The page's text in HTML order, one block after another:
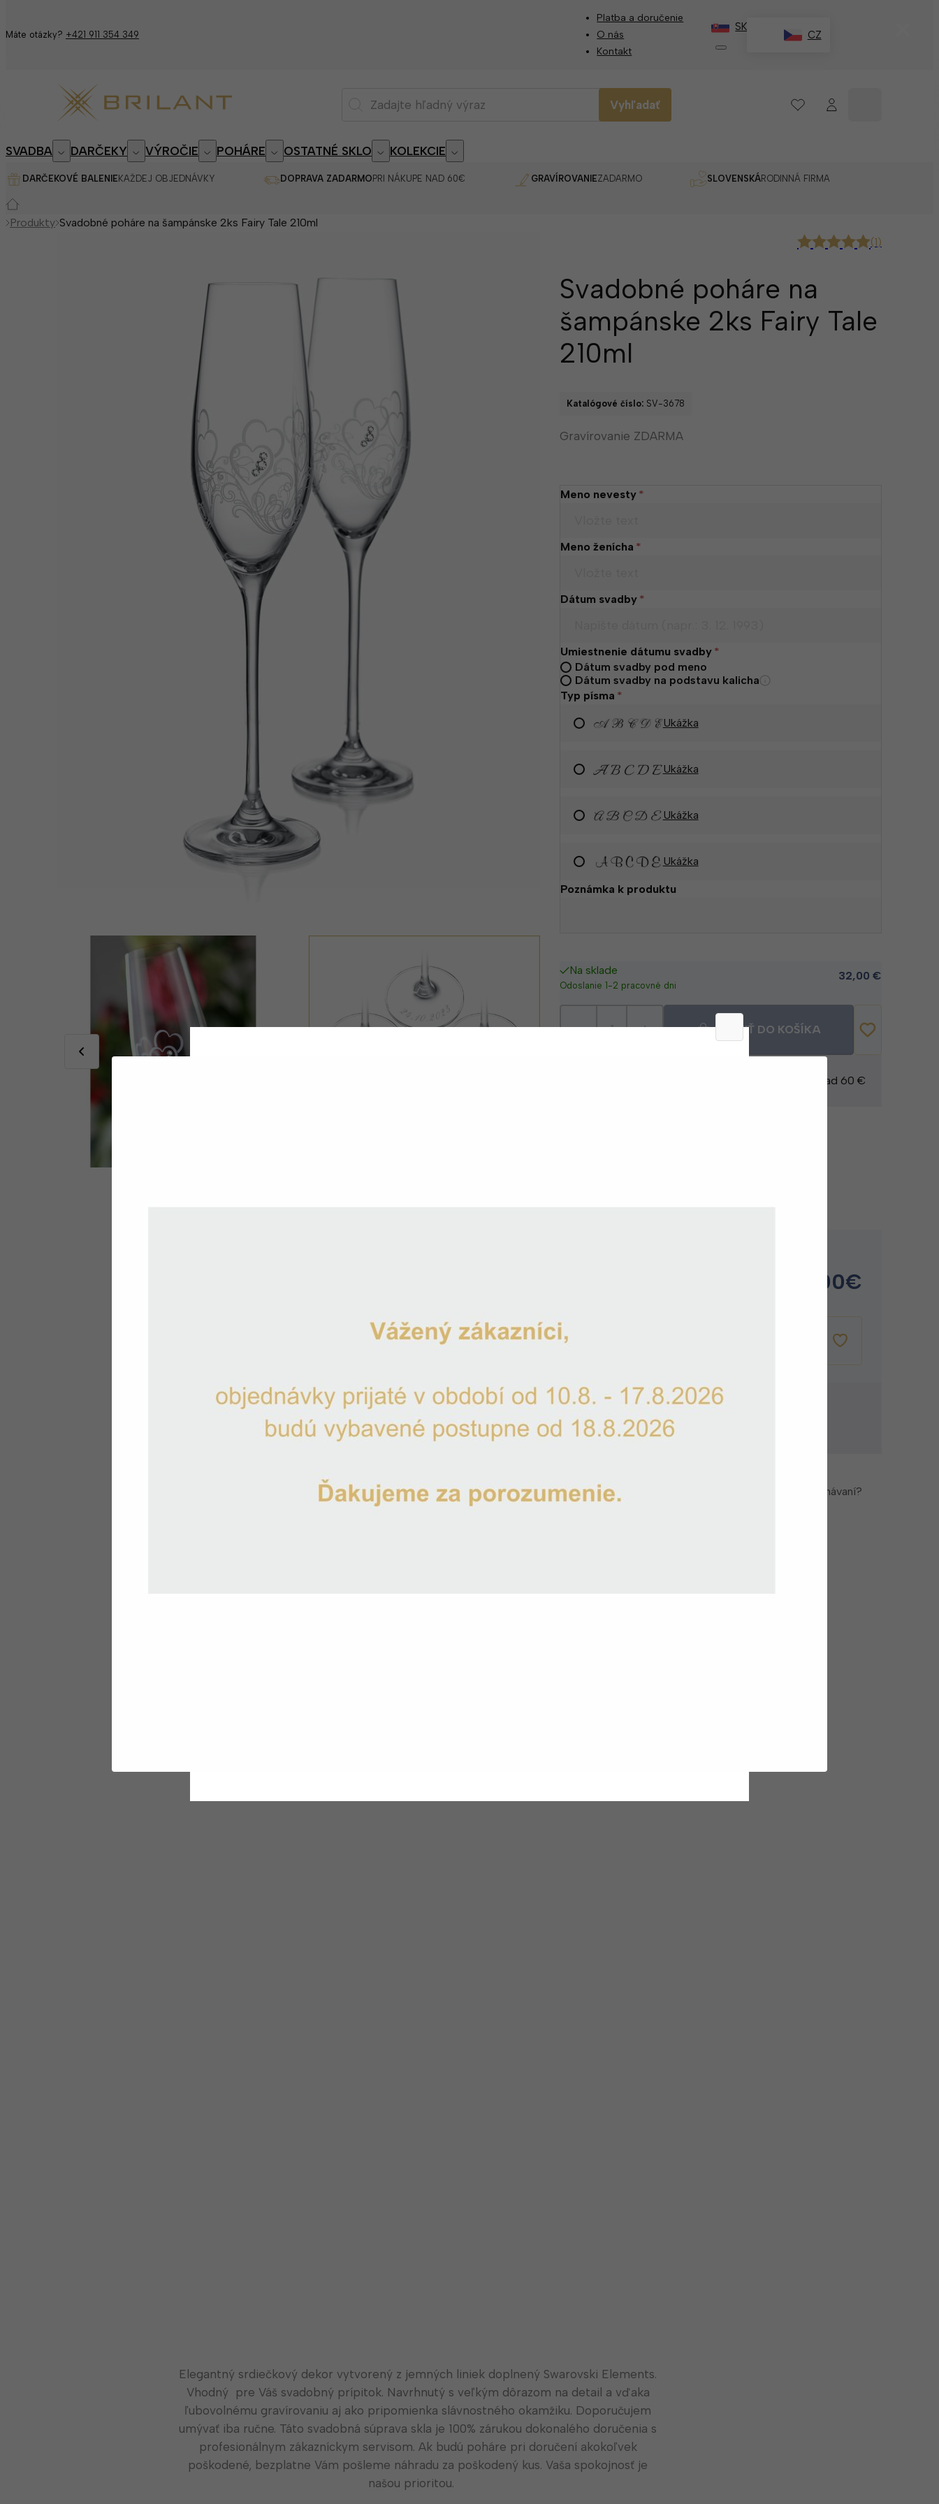
Máte otázky? +421 911 354 349
Platba a doručenie
O nás
Kontakt
SK
CZ
Vyhľadať
SVADBA DARČEKY VÝROČIE POHÁRE OSTATNÉ SKLO KOLEKCIE
DARČEKOVÉ BALENIEKAŽDEJ OBJEDNÁVKY DOPRAVA ZADARMOPRI NÁKUPE NAD 60€ GRAVÍROVANIEZADARMO SLOVENSKÁRODINNÁ FIRMA
Produkty Svadobné poháre na šampánske 2ks Fairy Tale 210ml
(1)
Svadobné poháre na
šampánske 2ks Fairy Tale
210ml
Katalógové číslo: SV-3678
Gravírovanie ZDARMA
Meno nevesty *
Meno ženícha *
Dátum svadby *
Umiestnenie dátumu svadby *
Dátum svadby pod meno
Dátum svadby na podstavu kalicha
Typ písma *
Ukážka
Ukážka
Ukážka
Ukážka
Poznámka k produktu
Na sklade
Odoslanie 1-2 pracovné dni
32,00 €
- + VLOŽIŤ DO KOŠÍKA
Doprava zadarmo pri nákupe nad 60 €
32.00€
Gravírovanie zadarmo
Doprava zadarmo pri nákupe nad 60 €
Máte otázky alebo potrebujete pomoc pri objednávaní?
Elegantný srdiečkový dekor vytvorený z jemných liniek doplnený Swarovski Elements.
Vhodný pre Váš svadobný prípitok. Navrhnutý s veľkým dôrazom na detail a vďaka
ľubovolnému gravírovaniu aj ako pripomienka slávnostného okamžiku. Doporučujem
umývať iba ručne. Táto svadobná súprava skla je 100% zárukou dokonalého doručenia s
profesionálnym zákazníckym servisom. Ak budú poháre pri doručení akokoľvek
poškodené, bezplatne Vám pošleme náhradu za poškodený kus. Vaša spokojnosť je
našou prioritou.